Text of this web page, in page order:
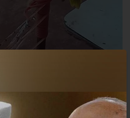
funny MEME